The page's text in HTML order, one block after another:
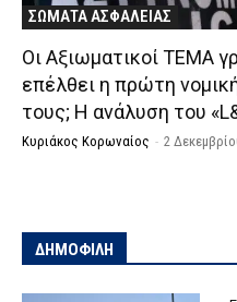
ΣΩΜΑΤΑ ΑΣΦΑΛΕΙΑΣ
Οι Αξιωματικοί ΤΕΜΑ
επέλθει η πρώτη
τους; Η ανάλυση του
Κυριάκος Κορωναίος - 2
ΔΗΜΟΦΙΛΗ